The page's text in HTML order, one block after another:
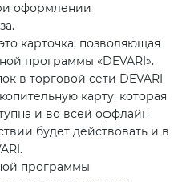
оформлении
карточка, позволяющая
программы «DEVARI».
в торговой сети DEVARI
карту, которая
и во всей оффлайн
будет действовать и в
программы